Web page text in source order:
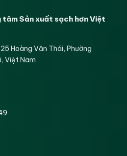
tâm Sản xuất sạch hơn Việt
Hoàng Văn Thái, Phường
Việt Nam